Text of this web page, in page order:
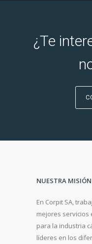
¿Te
NUESTRA MISIÓN
En Corpit SA,
mejores servicios
para la industria
líderes en los